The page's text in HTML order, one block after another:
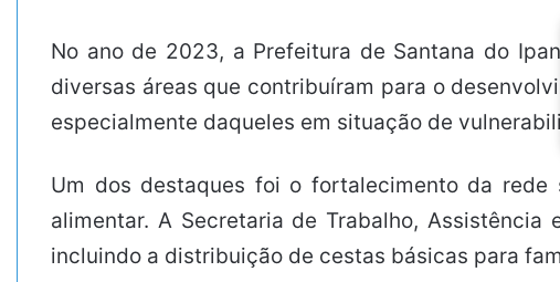
No ano de 2023, a Prefeitura de Santana do
diversas áreas que contribuíram para o
especialmente daqueles em situação de
Um dos destaques foi o fortalecimento da
alimentar. A Secretaria de Trabalho,
incluindo a distribuição de cestas básicas para